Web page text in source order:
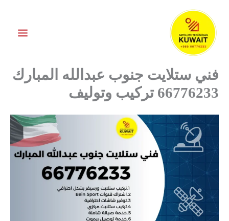
المحتوى
فني ستلايت جنوب عبدالله المبارك
66776233 تركيب وتوليف